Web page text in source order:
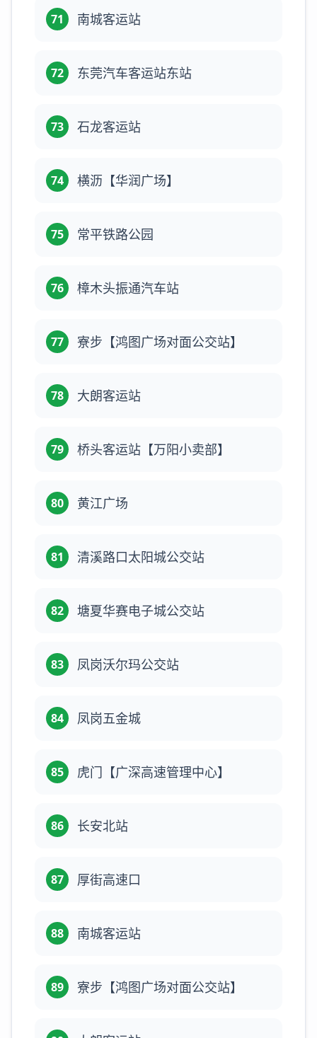
71 南城客运站
72 东莞汽车客运站东站
73 石龙客运站
74 横沥【华润广场】
75 常平铁路公园
76 樟木头振通汽车站
77 寮步【鸿图广场对面公交站】
78 大朗客运站
79 桥头客运站【万阳小卖部】
80 黄江广场
81 清溪路口太阳城公交站
82 塘夏华赛电子城公交站
83 凤岗沃尔玛公交站
84 凤岗五金城
85 虎门【广深高速管理中心】
86 长安北站
87 厚街高速口
88 南城客运站
89 寮步【鸿图广场对面公交站】